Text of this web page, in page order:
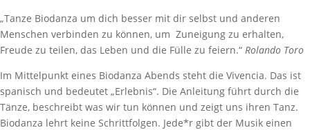
„Tanze Biodanza um dich besser mit dir selbst und anderen
Menschen verbinden zu können, um Zuneigung zu erhalten,
Freude zu teilen, das Leben und die Fülle zu feiern.“ Rolando Toro
Im Mittelpunkt eines Biodanza Abends steht die Vivencia. Das ist
spanisch und bedeutet „Erlebnis“. Die Anleitung führt durch die
Tänze, beschreibt was wir tun können und zeigt uns ihren Tanz.
Biodanza lehrt keine Schrittfolgen. Jede*r gibt der Musik einen